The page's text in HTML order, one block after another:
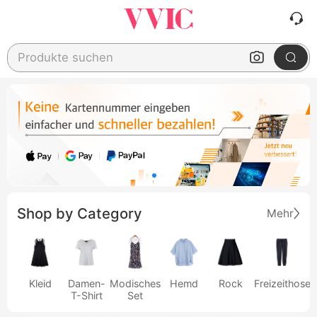
Produkte suchen
Shop by Category Mehr
Kleid
Damen-
T-Shirt
Modisches
Set
Hemd Rock Freizeithose